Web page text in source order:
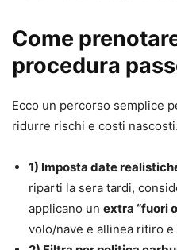
Come
procedura
Ecco un percorso semplice
ridurre rischi e costi nascosti.
1) Imposta date
riparti la sera tardi,
applicano un extra “fuori
volo/nave e allinea ritiro e